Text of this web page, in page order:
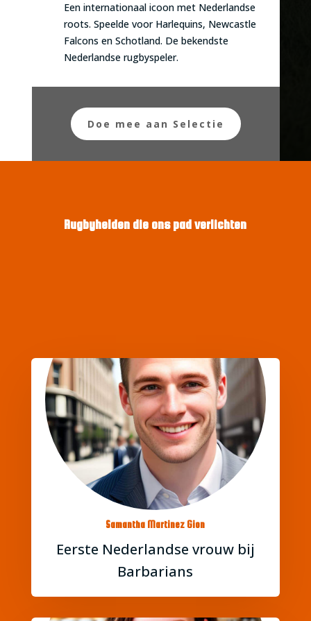
Een internationaal icoon met Nederlandse
roots. Speelde voor Harlequins, Newcastle
Falcons en Schotland. De bekendste
Nederlandse rugbyspeler.
Doe mee aan Selectie
Rugbyhelden die ons pad verlichten
Samantha Martinez Gion
Eerste Nederlandse vrouw bij
Barbarians